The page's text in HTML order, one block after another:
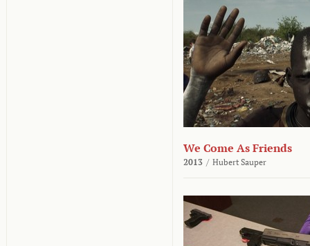
We Come As Friends
2013 / Hubert Sauper